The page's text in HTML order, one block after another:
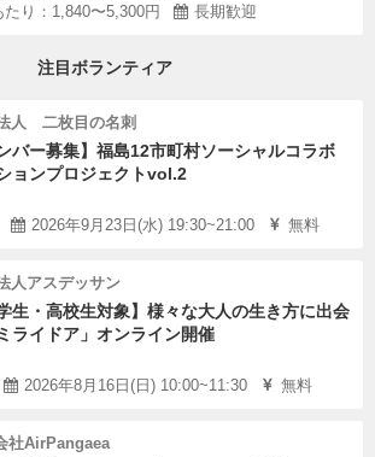
り：1,840〜5,300円
長期歓迎
注目ボランティア
人 二枚目の名刺
ンバー募集】福島12市町村ソーシャルコラボ
ョンプロジェクトvol.2
2026年9月23日(水) 19:30~21:00 無料
人アスデッサン
学生・高校生対象】様々な大人の生き方に出会
ライドア」オンライン開催
2026年8月16日(日) 10:00~11:30 無料
社AirPangaea